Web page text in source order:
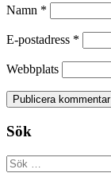
Namn *
E-postadress *
Webbplats
Sök
Sök